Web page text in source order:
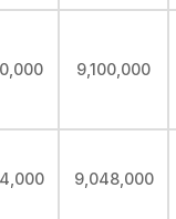
9,100,000
9,048,000